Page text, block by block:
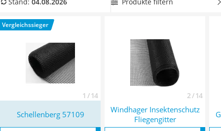
Gasdurchlauferhitzer
Service
Überzeugt hat uns hier im August 2026 besonders das
ModellSchellenberg 57109
Vergleichssieger
1 / 14 2 / 14
Schellenberg 57109
Windhager Insektenschutz
Fliegengitter